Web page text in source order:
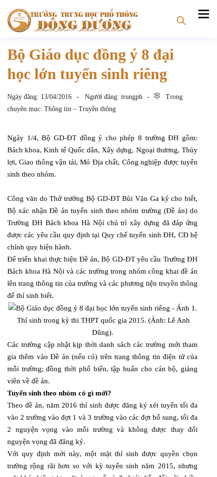
Bộ Giáo dục đồng ý 8 đại
học lớn tuyển sinh riêng
Ngày đăng: 13/04/2016 Người đăng: trungph
Trong
chuyên mục: Thông tin – Truyền thông
Ngày 1/4, Bộ GD-ĐT đồng ý cho phép 8 trường ĐH gồm:
Bách khoa, Kinh tế Quốc dân, Xây dựng, Ngoại thương, Thủy
lợi, Giao thông vận tải, Mỏ Địa chất, Công nghiệp được tuyển
sinh theo nhóm.
Công văn do Thứ trưởng Bộ GD-ĐT Bùi Văn Ga ký cho biết,
Bộ xác nhận Đề án tuyển sinh theo nhóm trường (Đề án) do
Trường ĐH Bách khoa Hà Nội chủ trì xây dựng đã đáp ứng
được các yêu cầu quy định tại Quy chế tuyển sinh ĐH, CĐ hệ
chính quy hiện hành.
Để triển khai thực hiện Đề án, Bộ GD-ĐT yêu cầu Trường ĐH
Bách khoa Hà Nội và các trường trong nhóm công khai đề án
lên trang thông tin của trường và các phương tiện truyền thông
để thí sinh biết.
Thí sinh trong kỳ thi THPT quốc gia 2015. (Ảnh: Lê Anh
Dũng).
Các trường cập nhật kịp thời danh sách các trường mới tham
gia thêm vào Đề án (nếu có) trên trang thông tin điện tử của
mỗi trường; đồng thời phổ biến, tập huấn cho cán bộ, giảng
viên về đề án.
Tuyển sinh theo nhóm có gì mới?
Theo đề án, năm 2016 thí sinh được đăng ký xét tuyển tối đa
vào 2 trường vào đợt 1 và 3 trường vào các đợt bổ sung, tối đa
2 nguyện vọng vào mỗi trường và không được thay đổi
nguyện vọng đã đăng ký.
Với quy định mới này, một mặt thí sinh được quyền chọn
trường rộng rãi hơn so với kỳ tuyển sinh năm 2015, nhưng